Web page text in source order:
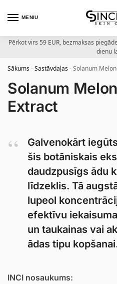
MENIU
Pērkot virs 59 EUR, bezmaksas
dienu
Sākums-Sastāvdaļas-Solanum
Solanum
Extract
Galvenokārt
šis botāniskais
daudzpusīgs ādu
līdzeklis. Tā
lupeol
efektīvu
un taukainas vai
ādas tipu
INCI nosaukums: